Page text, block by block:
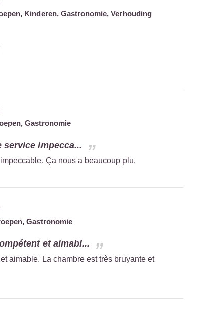
Kinderen, Gastronomie, Verhouding
Gastronomie
impecca...
Ça nous a beaucoup plu.
Gastronomie
et aimabl...
aimable. La chambre est très bruyante et